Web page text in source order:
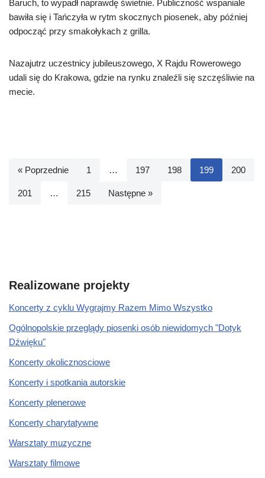
Baruch, to wypadł naprawdę świetnie. Publiczność wspaniale
bawiła się i Tańczyła w rytm skocznych piosenek, aby później
odpocząć przy smakołykach z grilla.
Nazajutrz uczestnicy jubileuszowego, X Rajdu Rowerowego
udali się do Krakowa, gdzie na rynku znaleźli się szczęśliwie na
mecie.
« Poprzednie 1 … 197 198 199 200
201 … 215 Następne »
Realizowane projekty
Koncerty z cyklu Wygrajmy Razem Mimo Wszystko
Ogólnopolskie przeglądy piosenki osób niewidomych "Dotyk
Dźwięku"
Koncerty okolicznosciowe
Koncerty i spotkania autorskie
Koncerty plenerowe
Koncerty charytatywne
Warsztaty muzyczne
Warsztaty filmowe